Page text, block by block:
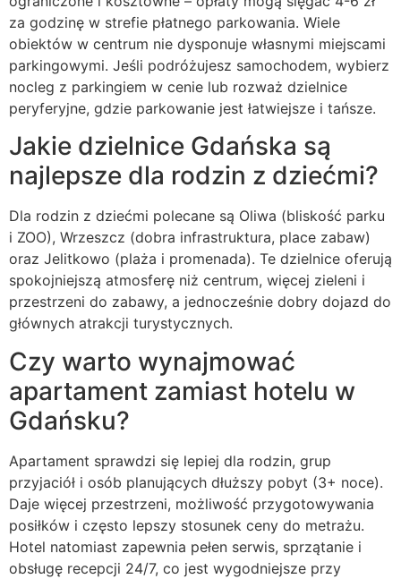
za godzinę w strefie płatnego parkowania. Wiele
obiektów w centrum nie dysponuje własnymi miejscami
parkingowymi. Jeśli podróżujesz samochodem, wybierz
nocleg z parkingiem w cenie lub rozważ dzielnice
peryferyjne, gdzie parkowanie jest łatwiejsze i tańsze.
Jakie dzielnice Gdańska są
najlepsze dla rodzin z dziećmi?
Dla rodzin z dziećmi polecane są Oliwa (bliskość parku
i ZOO), Wrzeszcz (dobra infrastruktura, place zabaw)
oraz Jelitkowo (plaża i promenada). Te dzielnice oferują
spokojniejszą atmosferę niż centrum, więcej zieleni i
przestrzeni do zabawy, a jednocześnie dobry dojazd do
głównych atrakcji turystycznych.
Czy warto wynajmować
apartament zamiast hotelu w
Gdańsku?
Apartament sprawdzi się lepiej dla rodzin, grup
przyjaciół i osób planujących dłuższy pobyt (3+ noce).
Daje więcej przestrzeni, możliwość przygotowywania
posiłków i często lepszy stosunek ceny do metrażu.
Hotel natomiast zapewnia pełen serwis, sprzątanie i
obsługę recepcji 24/7, co jest wygodniejsze przy